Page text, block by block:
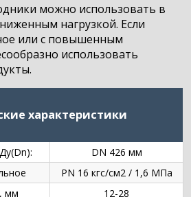
можно использовать в
нагрузкой. Если
или с повышенным
использовать
характеристики
DN 426 мм
PN 16 кгс/см2 / 1,6 МПа
мм
12-28